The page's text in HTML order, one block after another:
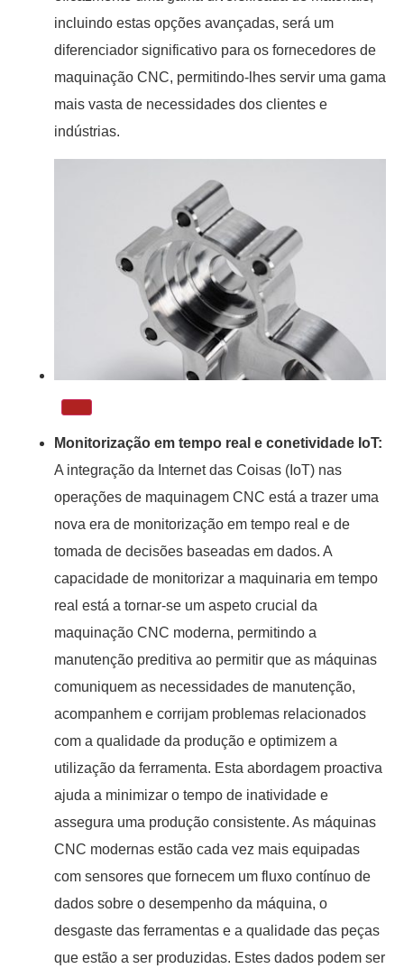
incluindo estas opções avançadas, será um
diferenciador significativo para os fornecedores de
maquinação CNC, permitindo-lhes servir uma gama
mais vasta de necessidades dos clientes e
indústrias.
Monitorização em tempo real e conetividade IoT:
A integração da Internet das Coisas (IoT) nas
operações de maquinagem CNC está a trazer uma
nova era de monitorização em tempo real e de
tomada de decisões baseadas em dados. A
capacidade de monitorizar a maquinaria em tempo
real está a tornar-se um aspeto crucial da
maquinação CNC moderna, permitindo a
manutenção preditiva ao permitir que as máquinas
comuniquem as necessidades de manutenção,
acompanhem e corrijam problemas relacionados
com a qualidade da produção e optimizem a
utilização da ferramenta. Esta abordagem proactiva
ajuda a minimizar o tempo de inatividade e
assegura uma produção consistente. As máquinas
CNC modernas estão cada vez mais equipadas
com sensores que fornecem um fluxo contínuo de
dados sobre o desempenho da máquina, o
desgaste das ferramentas e a qualidade das peças
que estão a ser produzidas. Estes dados podem ser